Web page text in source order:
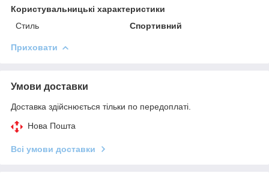
Користувальницькі характеристики
Стиль
Спортивний
Приховати
Умови доставки
Доставка здійснюється тільки по передоплаті.
Нова Пошта
Всі умови доставки